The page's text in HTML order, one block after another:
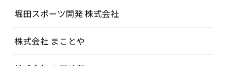
堀田スポーツ開発 株式会社
株式会社 まことや